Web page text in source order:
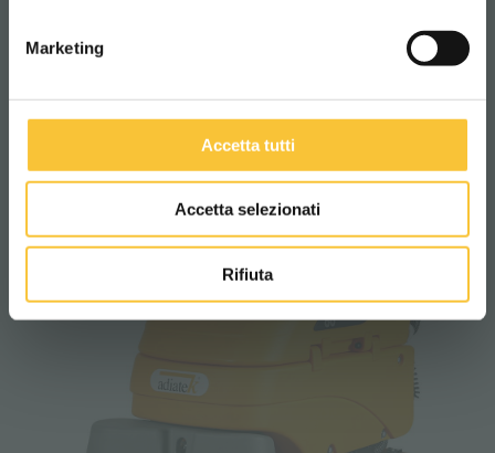
Marketing
Accetta tutti
Accetta selezionati
Rifiuta